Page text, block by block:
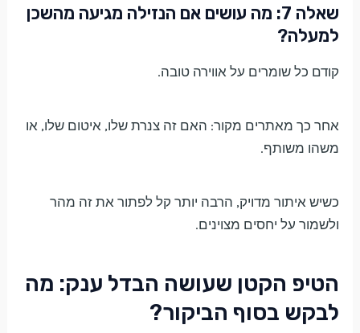
שאלה 7: מה עושים אם הנזילה מגיעה מהשכן
למעלה?
קודם כל שומרים על אווירה טובה.
אחר כך מאתרים מקור: האם זה צנרת שלו, איטום שלו, או
משהו משותף.
כשיש איתור מדויק, הרבה יותר קל לפתור את זה מהר
ולשמור על יחסים מצוינים.
הטיפ הקטן שעושה הבדל ענק: מה
לבקש בסוף הביקור?